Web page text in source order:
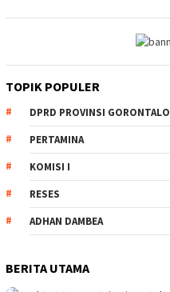
TOPIK POPULER
DPRD PROVINSI GORONTALO
PERTAMINA
KOMISI I
RESES
ADHAN DAMBEA
BERITA UTAMA